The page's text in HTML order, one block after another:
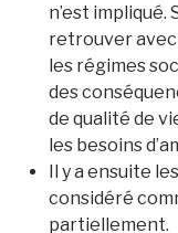
n’est impliqué.
retrouver avec
les régimes
des
de qualité de
les besoins
Il y a ensuite
considéré
partiellement.